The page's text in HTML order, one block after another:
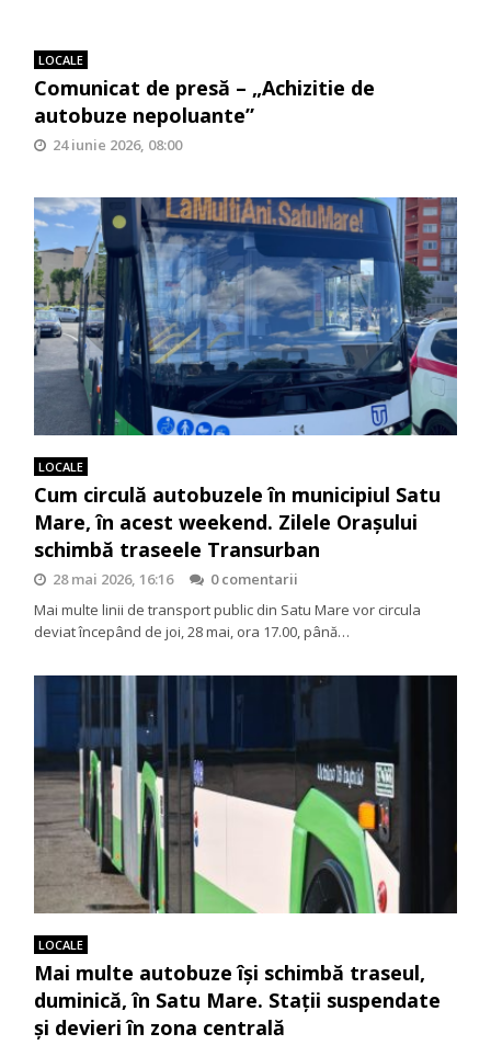
LOCALE
Comunicat de presă – „Achizitie de
autobuze nepoluante”
24 iunie 2026, 08:00
LOCALE
Cum circulă autobuzele în municipiul Satu
Mare, în acest weekend. Zilele Orașului
schimbă traseele Transurban
28 mai 2026, 16:16
0 comentarii
Mai multe linii de transport public din Satu Mare vor circula
deviat începând de joi, 28 mai, ora 17.00, până…
LOCALE
Mai multe autobuze își schimbă traseul,
duminică, în Satu Mare. Stații suspendate
și devieri în zona centrală